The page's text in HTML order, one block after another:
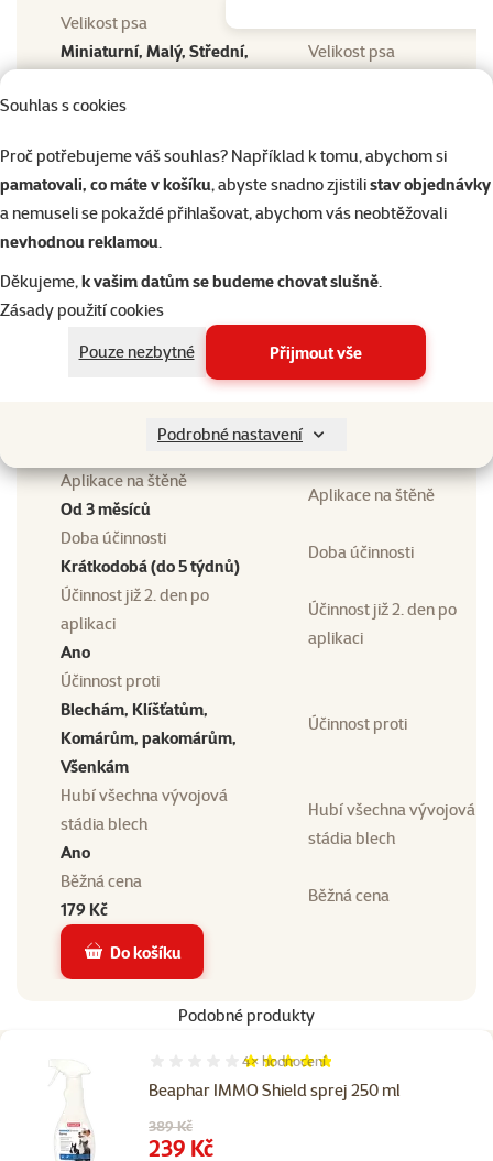
Souhlas s cookies
Proč potřebujeme váš souhlas? Například k tomu, abychom si
pamatovali, co máte v košíku, abyste snadno zjistilistav objednávky
a nemuseli se pokaždé přihlašovat, abychom vás neobtěžovali
nevhodnou reklamou.
Děkujeme,k vašim datům se budeme chovat slušně.
Zásady použití cookies
Pouze nezbytné
Přijmout vše
Podrobné nastavení
Velikost psa
Miniaturní, Malý, Střední,
Velikost psa
Stáří psa
Typ antiparazitika
Hubící
Typ antiparazitika
Druh antiparazitika
Šampony
Domácnost s malými
dětmi
Domácnost s malými
dětmi
Voděodolný
Voděodolný
Domácnost s kočkami
Domácnost s kočkami
Aplikace na štěně
Od 3 měsíců
Aplikace na štěně
Doba účinnosti
Krátkodobá (do 5 týdnů)
Doba účinnosti
Účinnost již 2. den po
aplikaci
Ano
Účinnost již 2. den po
aplikaci
Účinnost proti
Blechám, Klíšťatům,
Komárům, pakomárům,
Všenkám
Účinnost proti
Hubí všechna vývojová
stádia blech
Ano
Hubí všechna vývojová
stádia blech
Běžná cena
179 Kč
Běžná cena
Do košíku
Podobné produkty
Beaphar IMMO Shield sprej 250 ml
Hodnocení 95%, počet hodnocení: 4
4× hodnocení
Původní cena
389 Kč
Cena
239 Kč